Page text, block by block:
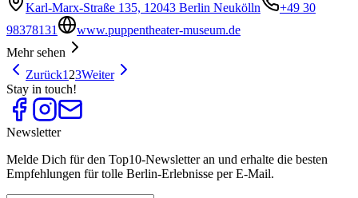
Karl-Marx-Straße 135, 12043 Berlin Neukölln
+49 30
98378131
www.puppentheater-museum.de
Mehr sehen
Zurück1 23Weiter
Stay in touch!
Newsletter
Melde Dich für den Top10-Newsletter an und erhalte die besten
Empfehlungen für tolle Berlin-Erlebnisse per E-Mail.